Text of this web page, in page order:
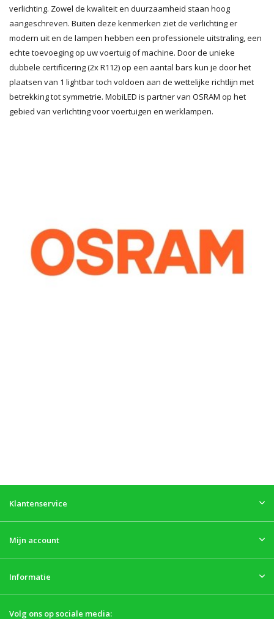
verlichting. Zowel de kwaliteit en duurzaamheid staan hoog
aangeschreven. Buiten deze kenmerken ziet de verlichting er
modern uit en de lampen hebben een professionele uitstraling, een
echte toevoeging op uw voertuig of machine. Door de unieke
dubbele certificering (2x R112) op een aantal bars kun je door het
plaatsen van 1 lightbar toch voldoen aan de wettelijke richtlijn met
betrekking tot symmetrie. MobiLED is partner van OSRAM op het
gebied van verlichting voor voertuigen en werklampen.
Klantenservice
Mijn account
Informatie
Volg ons op sociale media: